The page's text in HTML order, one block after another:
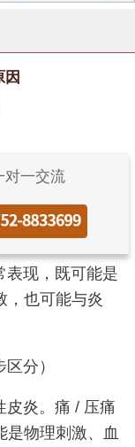
因
对一交流
表现，既可能是
，也可能与炎
分）
皮炎。痛 / 压痛
是物理刺激、血